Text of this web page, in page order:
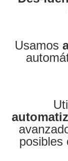
Usamos
posibles